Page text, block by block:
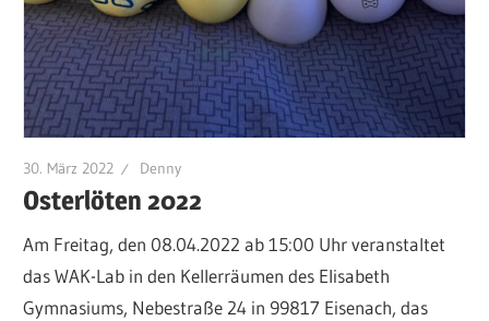
30. März 2022 Denny
Osterlöten 2022
Am Freitag, den 08.04.2022 ab 15:00 Uhr veranstaltet
das WAK-Lab in den Kellerräumen des Elisabeth
Gymnasiums, Nebestraße 24 in 99817 Eisenach, das